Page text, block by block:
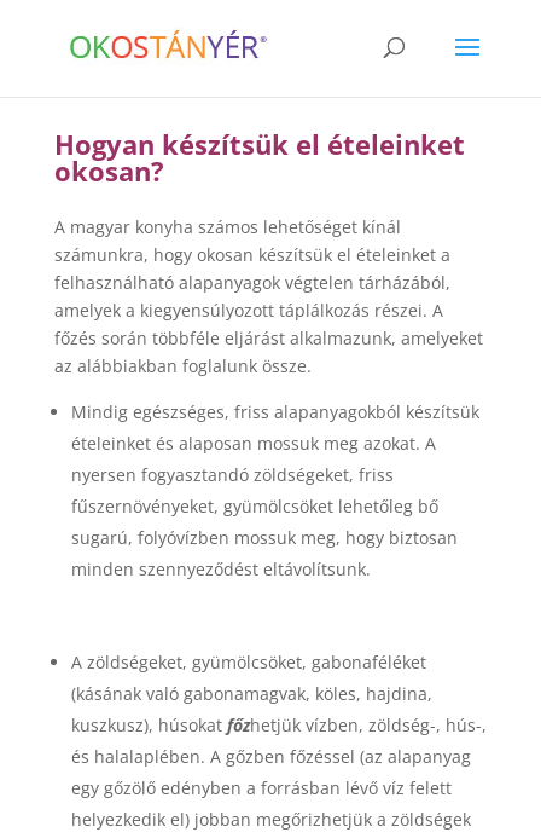
Hogyan készítsük el ételeinket
okosan?
A magyar konyha számos lehetőséget kínál
számunkra, hogy okosan készítsük el ételeinket a
felhasználható alapanyagok végtelen tárházából,
amelyek a kiegyensúlyozott táplálkozás részei. A
főzés során többféle eljárást alkalmazunk, amelyeket
az alábbiakban foglalunk össze.
Mindig egészséges, friss alapanyagokból készítsük
ételeinket és alaposan mossuk meg azokat. A
nyersen fogyasztandó zöldségeket, friss
fűszernövényeket, gyümölcsöket lehetőleg bő
sugarú, folyóvízben mossuk meg, hogy biztosan
minden szennyeződést eltávolítsunk.
A zöldségeket, gyümölcsöket, gabonaféléket
(kásának való gabonamagvak, köles, hajdina,
kuszkusz), húsokat főzhetjük vízben, zöldség-, hús-,
és halalaplében. A gőzben főzéssel (az alapanyag
egy gőzölő edényben a forrásban lévő víz felett
helyezkedik el) jobban megőrizhetjük a zöldségek